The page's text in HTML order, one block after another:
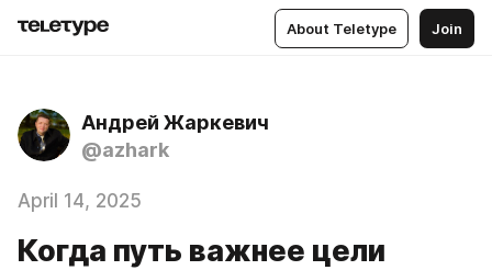
About Teletype Join
Андрей Жаркевич
@azhark
April 14, 2025
Когда путь важнее цели